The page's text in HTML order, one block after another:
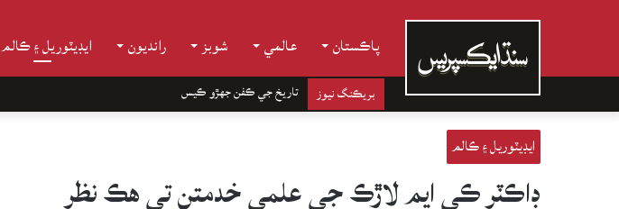
پاڪستان عالمي شوبز رانديون ايڊيٽوريل ۽ ڪالم
بريڪنگ نيوز تاريخ جي ڪفن جھڙو ڪيس
ايڊيٽوريل ۽ ڪالم
ڊاڪٽر ڪي ايم لاڙڪ جي علمي خدمتن تي ھڪ نظر